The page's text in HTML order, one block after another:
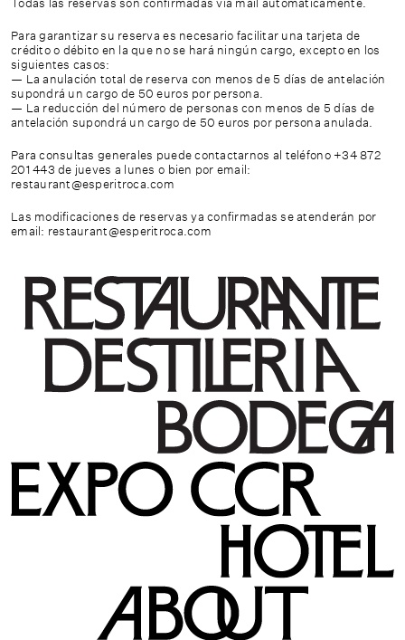
Para garantizar su reserva es necesario facilitar una tarjeta de
crédito o débito en la que no se hará ningún cargo, excepto en los
siguientes casos:
— La anulación total de reserva con menos de 5 días de antelación
supondrá un cargo de 50 euros por persona.
— La reducción del número de personas con menos de 5 días de
antelación supondrá un cargo de 50 euros por persona anulada.
Para consultas generales puede contactarnos al teléfono +34 872
201 443 de jueves a lunes o bien por email:
restaurant@esperitroca.com
Las modificaciones de reservas ya confirmadas se atenderán por
email: restaurant@esperitroca.com